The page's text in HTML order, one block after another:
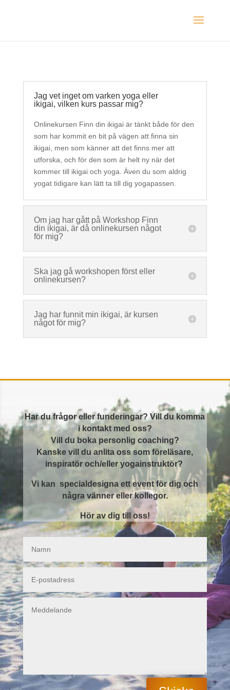
Jag vet inget om varken yoga eller
ikigai, vilken kurs passar mig?
Onlinekursen Finn din ikigai är tänkt både för den
som har kommit en bit på vägen att finna sin
ikigai, men som känner att det finns mer att
utforska, och för den som är helt ny när det
kommer till ikigai och yoga. Även du som aldrig
yogat tidigare kan lätt ta till dig yogapassen.
Om jag har gått på Workshop Finn
din ikigai, är då onlinekursen något
för mig?
Ska jag gå workshopen först eller
onlinekursen?
Jag har funnit min ikigai, är kursen
något för mig?
Har du frågor eller funderingar? Vill du komma
i kontakt med oss?
Vill du boka personlig coaching?
Kanske vill duanlita oss som föreläsare,
inspiratör och/eller yogainstruktör?
Vi kan specialdesigna ett event för dig och
några vänner eller kollegor.
Hör av dig till oss!